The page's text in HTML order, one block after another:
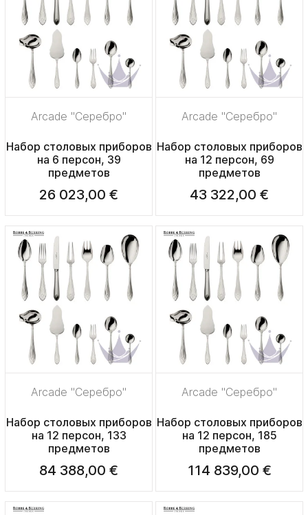
Arcade "Серебро"
Набор столовых приборов
на 6 персон, 39
предметов
26 023,00 €
Arcade "Серебро"
Набор столовых приборов
на 12 персон, 69
предметов
43 322,00 €
Arcade "Серебро"
Набор столовых приборов
на 12 персон, 133
предметов
84 388,00 €
Arcade "Серебро"
Набор столовых приборов
на 12 персон, 185
предметов
114 839,00 €